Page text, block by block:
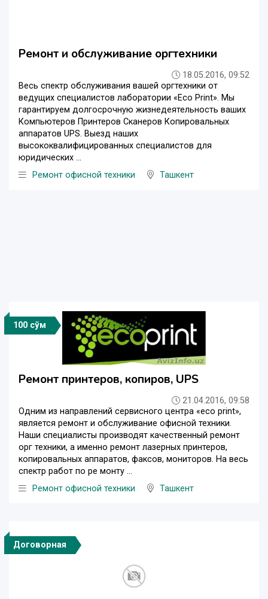
Ремонт и обслуживание оргтехники
18.05.2016, 09:52
Весь спектр обслуживания вашей оргтехники от
ведущих специалистов лаборатории «Eco Print». Мы
гарантируем долгосрочную жизнедеятельность ваших
Компьютеров Принтеров Сканеров Копировальных
аппаратов UPS. Выезд наших
высококвалифицированных специалистов для
юридических ...
Ремонт офисной техники
Ташкент
100 сўм
Ремонт принтеров, копиров, UPS
21.04.2016, 09:58
Одним из направлений сервисного центра «eco print»,
является ремонт и обслуживание офисной техники.
Наши специалисты производят качественный ремонт
орг техники, а именно ремонт лазерных принтеров,
копировальных аппаратов, факсов, мониторов. На весь
спектр работ по ре монту ...
Ремонт офисной техники
Ташкент
Договорная